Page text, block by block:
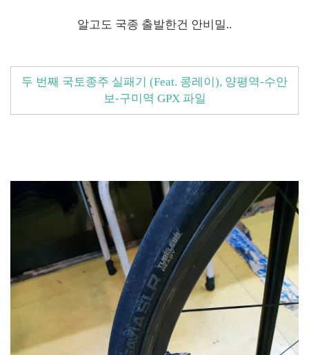
알고도 국종 출발한건 안비밀..
두 번째 국토종주 실패기 (Feat. 콩레이), 양평역-수안
보-구미역 GPX 파일